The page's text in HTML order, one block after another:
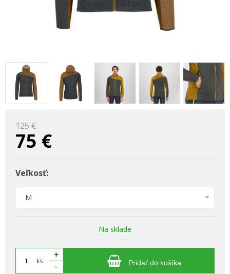
125 €
75 €
Veľkosť:
M
Na sklade
ks
+
-
Pridať do košíka